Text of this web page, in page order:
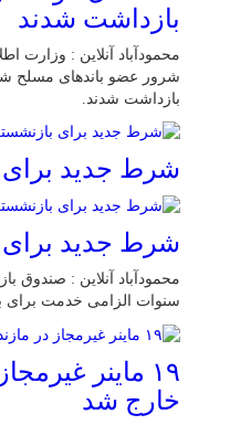
بازداشت شدند
شرور عضو باند‌های مسلح
بازداشت شدند.
شرط جدید برای
شرط جدید برای
محمودآباد آنلاین :
سنوات الزامی خدمت برای
۱۹ ماینر
خارج شد